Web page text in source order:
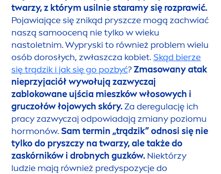
twarzy, z którym usilnie staramy się rozprawić.
Pojawiające się znikąd pryszcze mogą zachwiać
naszą samooceną nie tylko w wieku
nastoletnim. Wypryski to również problem wielu
osób dorosłych, zwłaszcza kobiet. Skąd bierze
się trądzik i jak się go pozbyć?Zmasowany atak
nieprzyjaciół wywołują zazwyczaj
zablokowane ujścia mieszków włosowych i
gruczołów łojowych skóry.Za deregulację ich
pracy zazwyczaj odpowiadają zmiany poziomu
hormonów. Sam termin „trądzik” odnosi się nie
tylko do pryszczy na twarzy, ale także do
zaskórników i drobnych guzków. Niektórzy
ludzie mają również predyspozycje do